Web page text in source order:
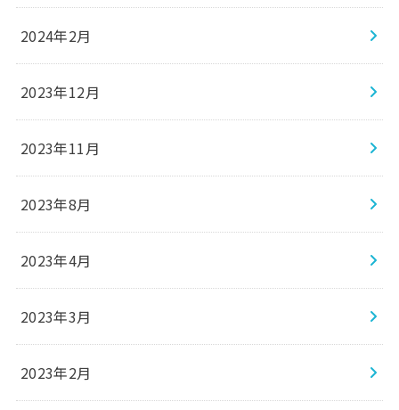
2024年2月
2023年12月
2023年11月
2023年8月
2023年4月
2023年3月
2023年2月